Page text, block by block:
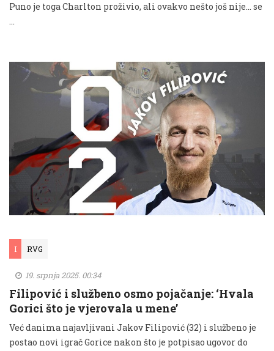
Puno je toga Charlton proživio, ali ovakvo nešto još nije… se
…
I RVG
19. srpnja 2025. 00:34
Filipović i službeno osmo pojačanje: ‘Hvala
Gorici što je vjerovala u mene’
Već danima najavljivani Jakov Filipović (32) i službeno je
postao novi igrač Gorice nakon što je potpisao ugovor do